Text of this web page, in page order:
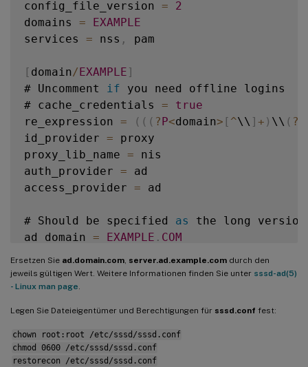
config_file_version =
2
domains =
EXAMPLE
services = nss , pam
[ domain/EXAMPLE ]
# Uncomment
if you need offline logins
# cache_credentials =
true
re_expression = ( ( ( ?P<domain> [ ^\\ ] + ) \\ ( ?
id_provider = proxy
proxy_lib_name = nis
auth_provider = ad
access_provider = ad
# Should be specified as
the long
ad_domain = EXAMPLE . COM
# Kerberos settings
krb5_ccachedir
# Uncomment if service discovery is not
# ad_server = server
Ersetzen Sie ad.domain.com server.ad.example.com durch den
jeweils gültigen Wert. Weitere Informationen finden Sie unter sssd-ad(5)
- Linux man page
Legen Sie Dateieigentümer und Berechtigungen für sssd.conf fest:
chown root:root /etc/sssd/sssd.conf
chmod 0600 /etc/sssd/sssd.conf
restorecon /etc/sssd/sssd.conf